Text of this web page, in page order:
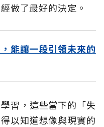
做了最好的決定。
能讓一段引領未來的
習，這些當下的「失
以知道想像與現實的